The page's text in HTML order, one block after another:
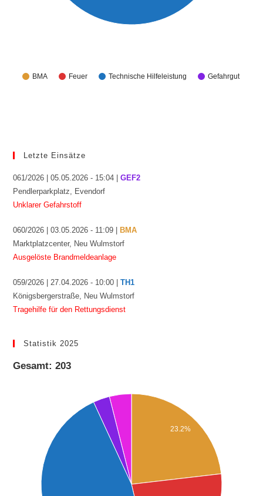
BMA Feuer Technische Hilfeleistung Gefahrgut
Letzte Einsätze
061/2026 | 05.05.2026 - 15:04 |GEF2
Pendlerparkplatz, Evendorf
Unklarer Gefahrstoff
060/2026 | 03.05.2026 - 11:09 |
BMA
Marktplatzcenter, Neu Wulmstorf
Ausgelöste Brandmeldeanlage
059/2026 | 27.04.2026 - 10:00 |TH1
Königsbergerstraße, Neu Wulmstorf
Tragehilfe für den Rettungsdienst
Statistik 2025
Gesamt: 203
23.2%